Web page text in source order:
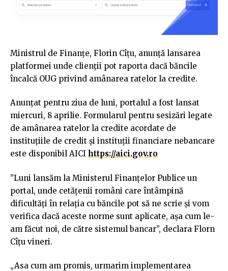
Ministrul de Finanțe, Florin Cîțu, anunță lansarea
platformei unde clienții pot raporta dacă băncile
încalcă OUG privind amânarea ratelor la credite.
Anunțat pentru ziua de luni, portalul a fost lansat
miercuri, 8 aprilie. Formularul pentru sesizări legate
de amânarea ratelor la credite acordate de
instituțiile de credit și instituții financiare nebancare
este disponibil AICI https://aici.gov.ro
”Luni lansăm la Ministerul Finanțelor Publice un
portal, unde cetățenii români care întâmpină
dificultăți în relația cu băncile pot să ne scrie și vom
verifica dacă aceste norme sunt aplicate, așa cum le-
am făcut noi, de către sistemul bancar”, declara Florn
Cîțu vineri.
„Asa cum am promis, urmarim implementarea